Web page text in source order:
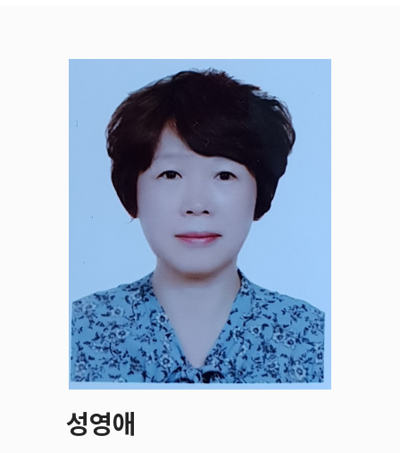
성영애